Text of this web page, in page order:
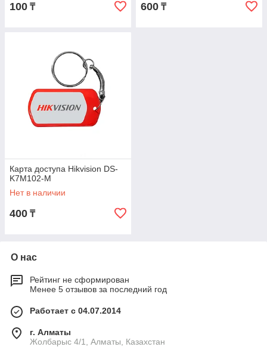
100 ₸ 600 ₸
Карта доступа Hikvision DS-
K7M102-M
Нет в наличии
400 ₸
О нас
Рейтинг не сформирован
Менее 5 отзывов за последний год
Работает с 04.07.2014
г. Алматы
Жолбарыс 4/1, Алматы, Казахстан